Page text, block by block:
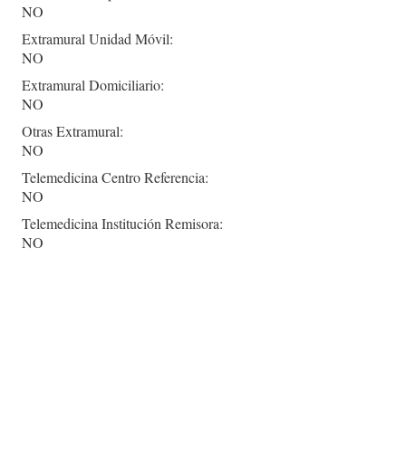
NO
Extramural Unidad Móvil:
NO
Extramural Domiciliario:
NO
Otras Extramural:
NO
Telemedicina Centro Referencia:
NO
Telemedicina Institución Remisora:
NO